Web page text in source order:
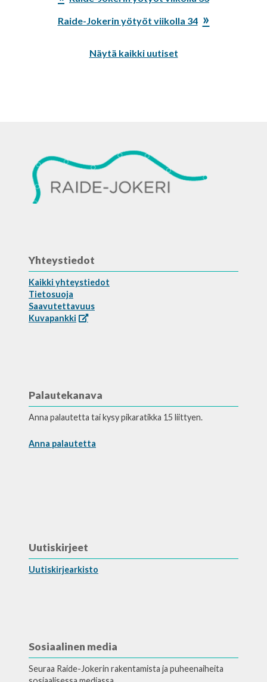
Seuraava
Raide-Jokerin yötyöt viikolla 34
Näytä kaikki uutiset
Yhteystiedot
Kaikki yhteystiedot
Tietosuoja
Saavutettavuus
Kuvapankki
Palautekanava
Anna palautetta tai kysy pikaratikka 15 liittyen.
Anna palautetta
Uutiskirjeet
Uutiskirjearkisto
Sosiaalinen media
Seuraa Raide-Jokerin rakentamista ja puheenaiheita